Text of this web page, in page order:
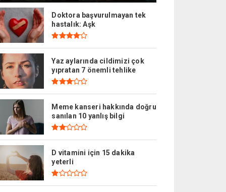
Doktora başvurulmayan tek
hastalık: Aşk
Yaz aylarında cildimizi çok
yıpratan 7 önemli tehlike
Meme kanseri hakkında doğru
sanılan 10 yanlış bilgi
D vitamini için 15 dakika
yeterli